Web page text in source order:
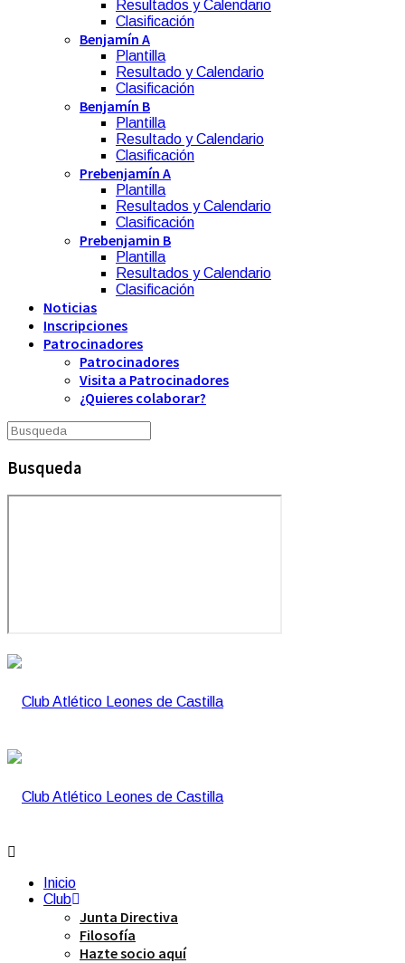
Resultados y Calendario
Clasificación
Benjamín A
Plantilla
Resultado y Calendario
Clasificación
Benjamín B
Plantilla
Resultado y Calendario
Clasificación
Prebenjamín A
Plantilla
Resultados y Calendario
Clasificación
Prebenjamin B
Plantilla
Resultados y Calendario
Clasificación
Noticias
Inscripciones
Patrocinadores
Patrocinadores
Visita a Patrocinadores
¿Quieres colaborar?
Busqueda
Inicio
Club
Junta Directiva
Filosofía
Hazte socio aquí